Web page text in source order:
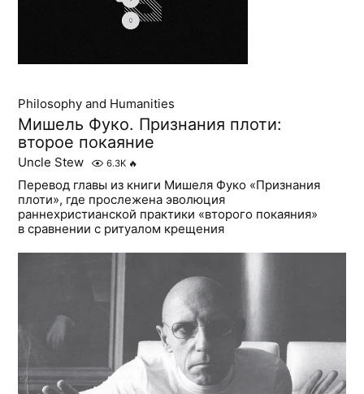
Philosophy and Humanities
Мишель Фуко. Признания плоти:
второе покаяние
Uncle Stew 6.3K 🔥
Перевод главы из книги Мишеля Фуко «Признания
плоти», где прослежена эволюция
раннехристианской практики «второго покаяния»
в сравнении с ритуалом крещения